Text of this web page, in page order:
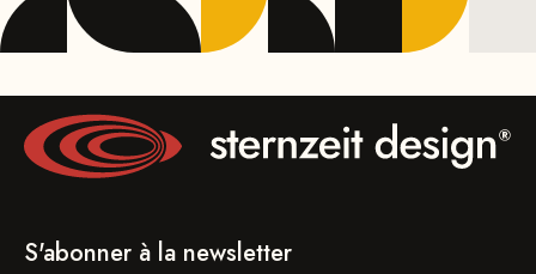
S'abonner à la newsletter